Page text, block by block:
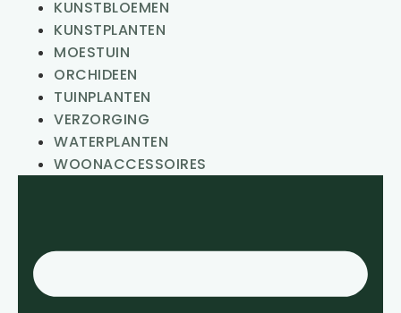
KUNSTBLOEMEN
KUNSTPLANTEN
MOESTUIN
ORCHIDEEN
TUINPLANTEN
VERZORGING
WATERPLANTEN
WOONACCESSOIRES